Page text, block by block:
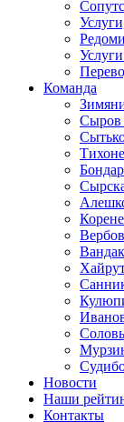
Команда
Сыров
Новости
Наши
Контакты